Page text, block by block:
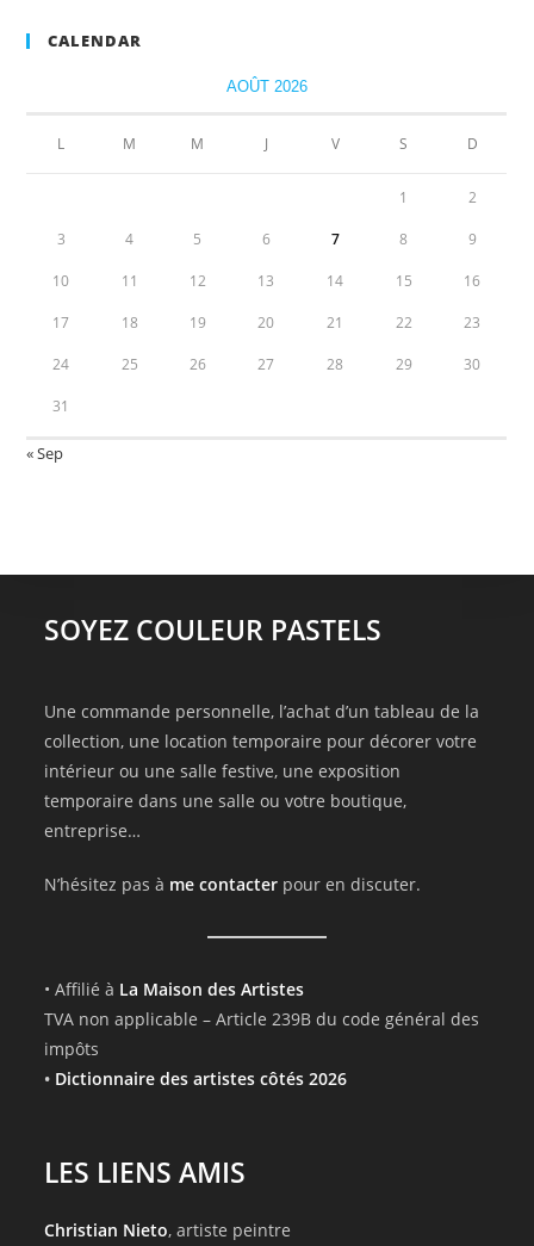
CALENDAR
AOÛT 2026
L M M J V S D
1 2
3 4 5 6 7 8 9
10 11 12 13 14 15 16
17 18 19 20 21 22 23
24 25 26 27 28 29 30
31
« Sep
SOYEZ COULEUR PASTELS
Une commande personnelle, l’achat d’un tableau de la
collection, une location temporaire pour décorer votre
intérieur ou une salle festive, une exposition
temporaire dans une salle ou votre boutique,
entreprise…
N’hésitez pas à me contacter pour en discuter.
• Affilié à La Maison des Artistes
TVA non applicable – Article 239B du code général des
impôts
• Dictionnaire des artistes côtés 2026
LES LIENS AMIS
Christian Nieto, artiste peintre